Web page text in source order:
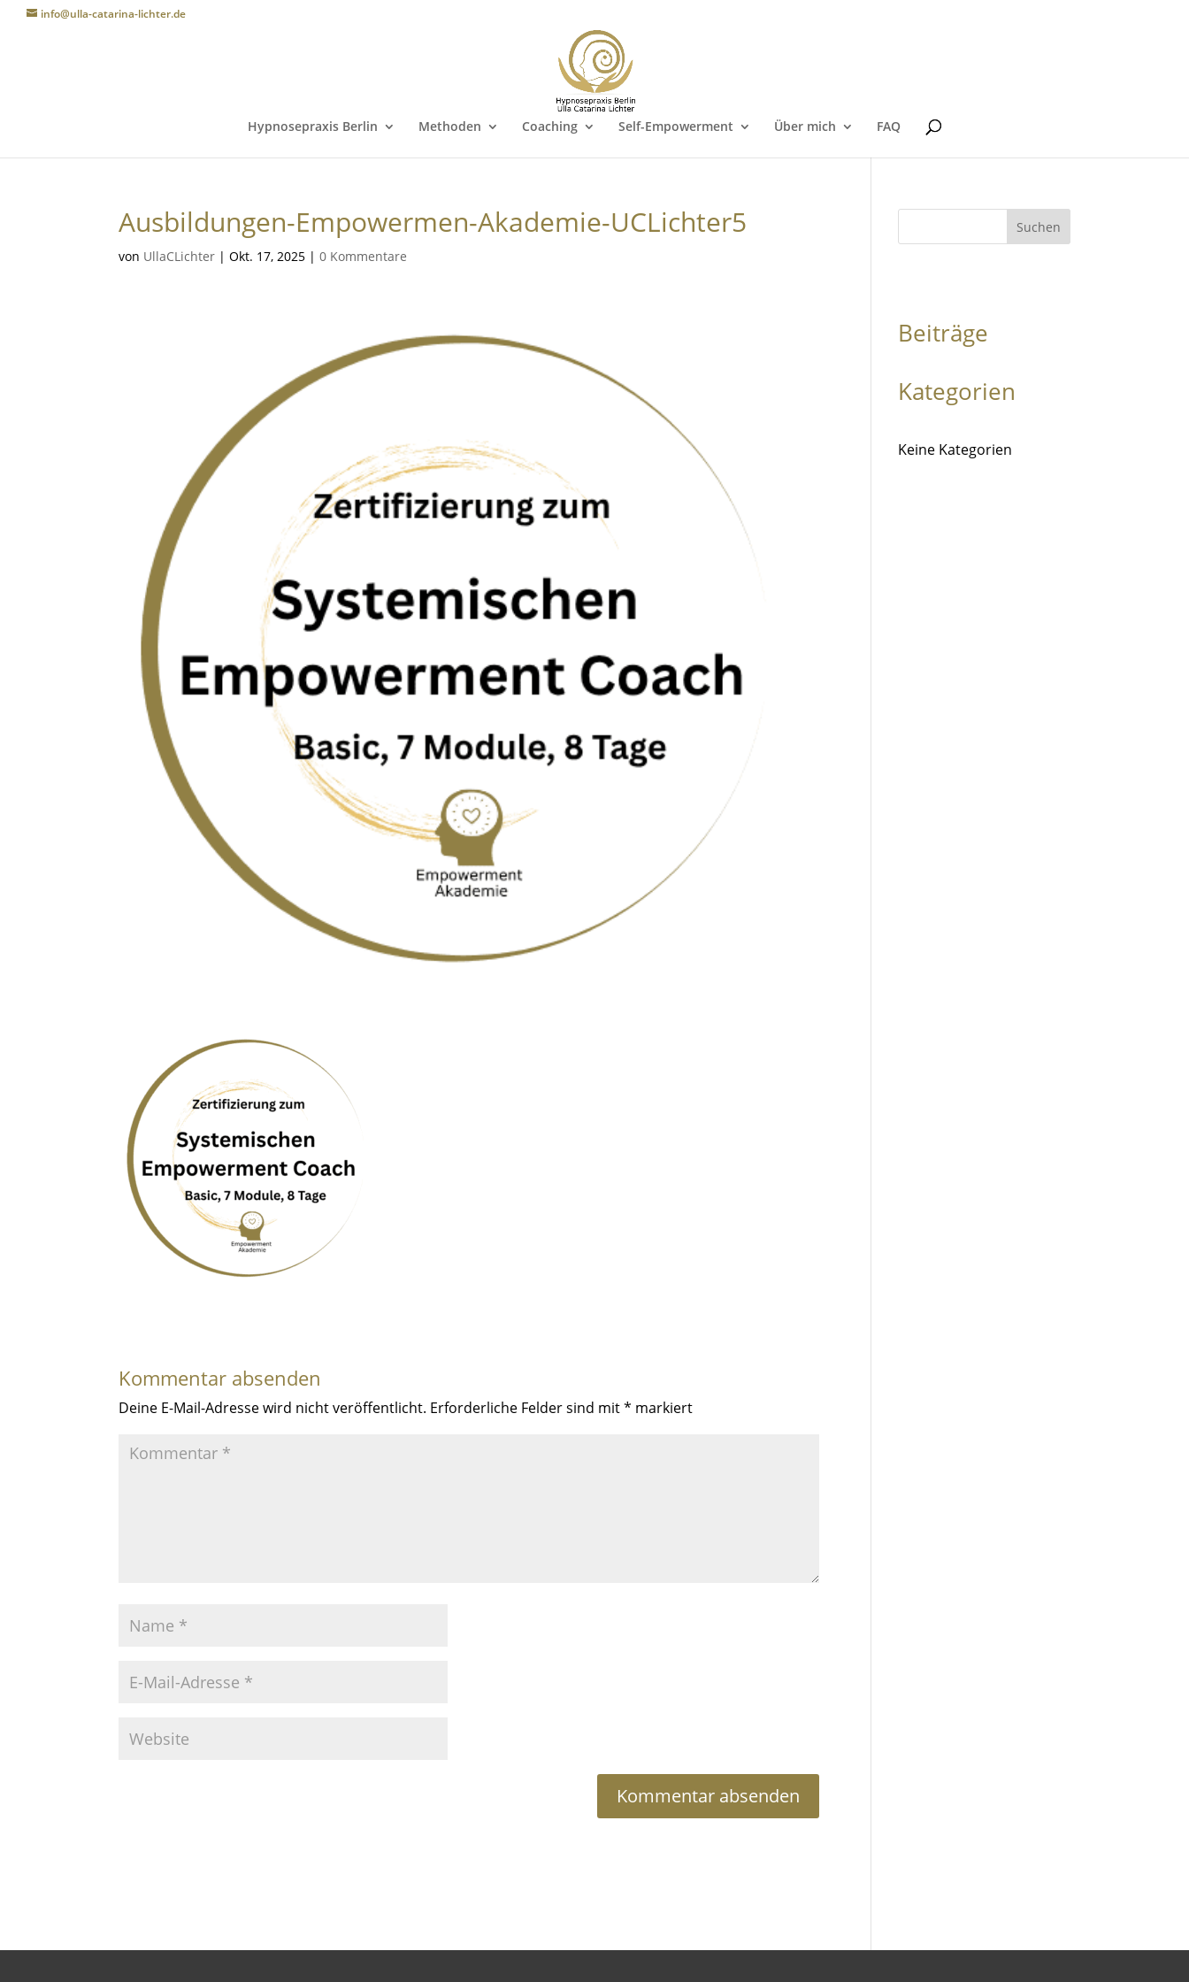
info@ulla-catarina-lichter.de
Hypnosepraxis Berlin Methoden Coaching Self-Empowerment Über mich FAQ
Ausbildungen-Empowermen-Akademie-UCLichter5
von UllaCLichter |Okt. 17, 2025 |0 Kommentare
Kommentar absenden
Deine E-Mail-Adresse wird nicht veröffentlicht. Erforderliche Felder sind mit* markiert
Suchen
Beiträge
Kategorien
Keine Kategorien